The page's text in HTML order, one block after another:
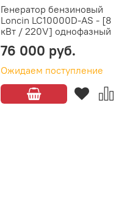
Генератор бензиновый
Loncin LC10000D-AS - [8
кВт / 220V] однофазный
Ожидаем поступление
76 000 руб.